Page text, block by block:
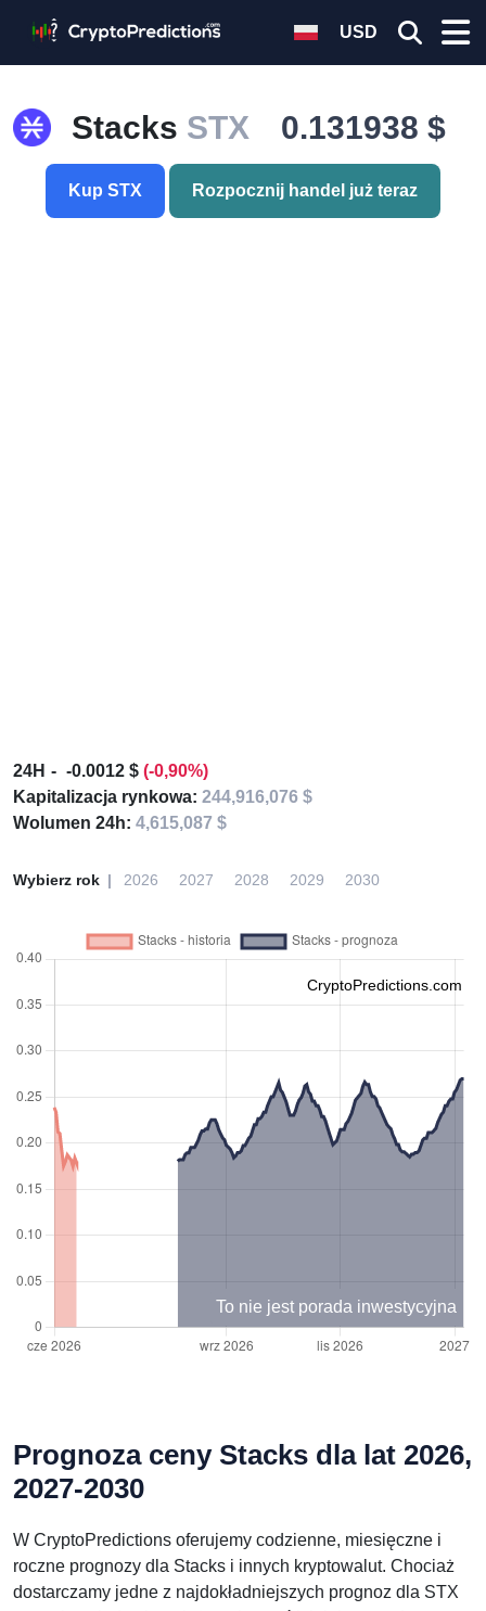
USD
Stacks STX 0.131938 $
Kup STX Rozpocznij handel już teraz
24H -0.0012 $ (-0,90%)
Kapitalizacja rynkowa: 244,916,076 $
Wolumen 24h: 4,615,087 $
Wybierz rok 2026 2027 2028 2029 2030
CryptoPredictions.com
To nie jest porada inwestycyjna
Prognoza ceny Stacks dla lat 2026,
2027-2030
W CryptoPredictions oferujemy codzienne, miesięczne i
roczne prognozy dla Stacks i innych kryptowalut. Chociaż
dostarczamy jedne z najdokładniejszych prognoz dla STX